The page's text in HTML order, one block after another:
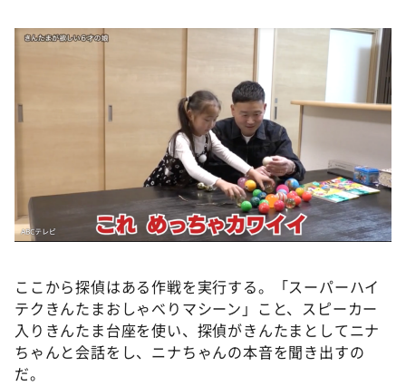
ここから探偵はある作戦を実行する。「スーパーハイ
テクきんたまおしゃべりマシーン」こと、スピーカー
入りきんたま台座を使い、探偵がきんたまとしてニナ
ちゃんと会話をし、ニナちゃんの本音を聞き出すの
だ。